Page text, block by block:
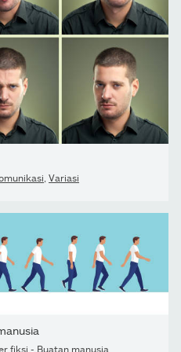
Variasi
fiksi - Buatan manusia